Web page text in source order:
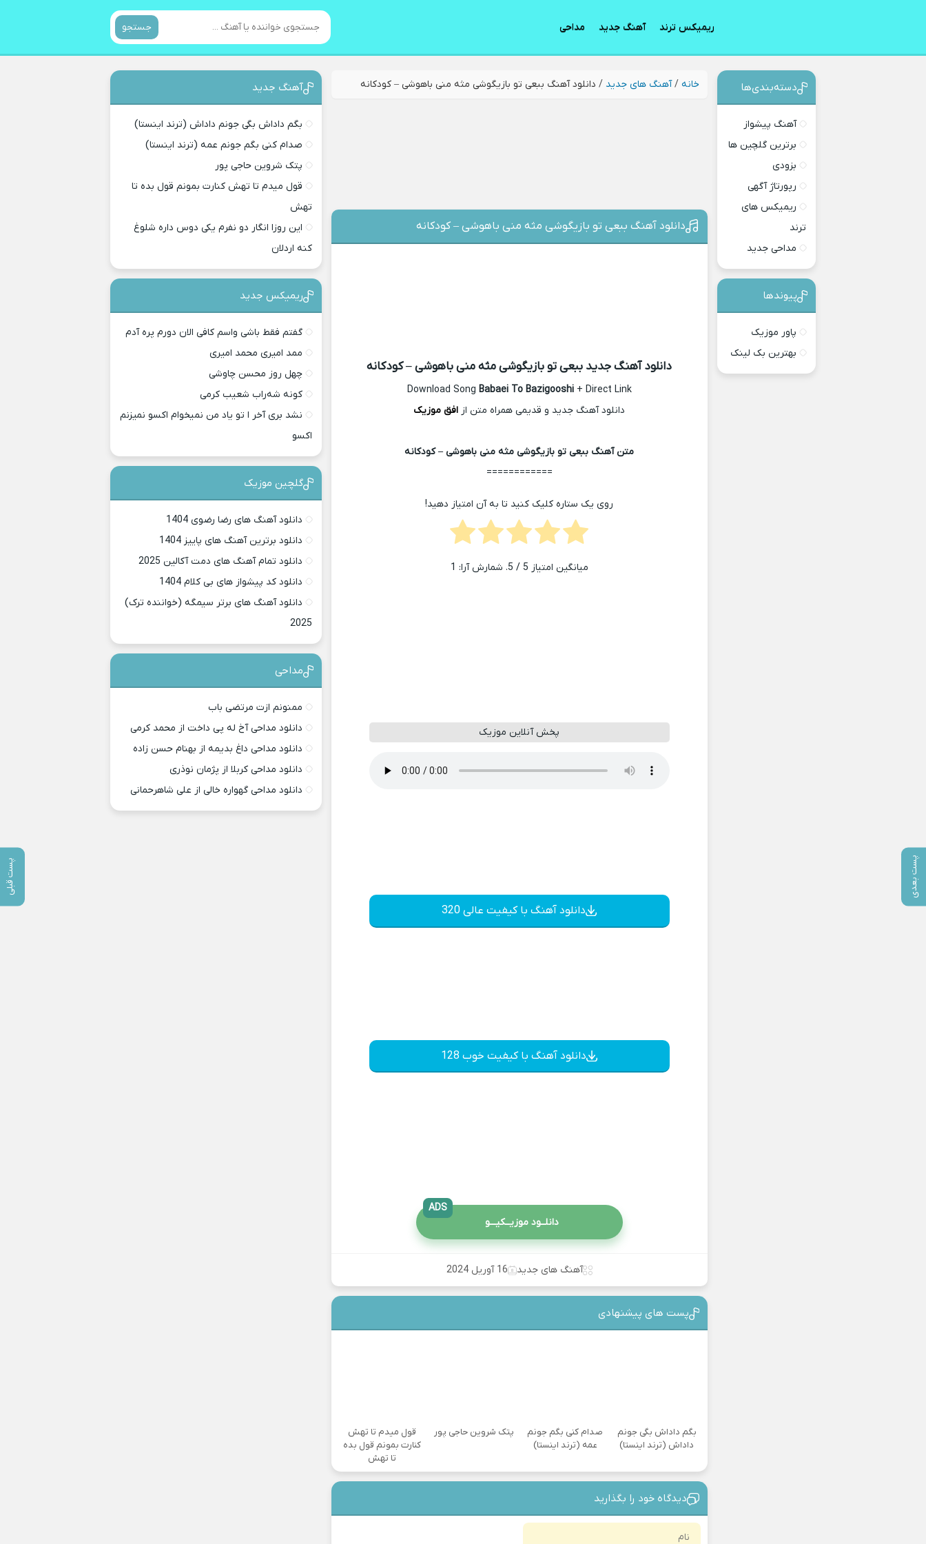
ریمیکس ترند آهنگ جدید مداحی جستجو
خانه /آهنگ های جدید / دانلود آهنگ ببعی تو بازیگوشی مثه منی باهوشی – کودکانه
پست بعدی پست قبلی
دانلود آهنگ ببعی تو بازیگوشی مثه منی باهوشی – کودکانه
دانلود آهنگ جدید ببعی تو بازیگوشی مثه منی باهوشی – کودکانه
Download Song Babaei To Bazigooshi+ Direct Link
دانلود آهنگ جدید و قدیمی همراه متن از افق موزیک
متن آهنگ ببعی تو بازیگوشی مثه منی باهوشی – کودکانه
============
روی یک ستاره کلیک کنید تا به آن امتیاز دهید!
میانگین امتیاز 5 / 5. شمارش آرا: 1
پخش آنلاین موزیک
دانلود آهنگ با کیفیت عالی 320
دانلود آهنگ با کیفیت خوب 128
دانلــود موزیــکیـــو
ADS
آهنگ های جدید 16 آوریل 2024
پست های پیشنهادی
بگم داداش بگی جونم
داداش (ترند اینستا)
صدام کنی بگم جونم
عمه (ترند اینستا)
پتک شروین حاجی پور
قول میدم تا تهش
کنارت بمونم قول بده
تا تهش
دیدگاه خود را بگذارید
دسته‌بندی‎‌‌ها
آهنگ پیشواز
برترین گلچین ها
بزودی
رپورتاژ آگهی
ریمیکس های
ترند
مداحی جدید
پیوندها
پاور موزیک
بهترین بک لینک
آهنگ جدید
بگم داداش بگی جونم داداش (ترند اینستا)
صدام کنی بگم جونم عمه (ترند اینستا)
پتک شروین حاجی پور
قول میدم تا تهش کنارت بمونم قول بده تا
تهش
این روزا انگار دو نفرم یکی دوس داره شلوغ
کنه اردلان
ریمیکس جدید
گفتم فقط باشی واسم کافی الان دورم پره آدم
ممد امیری محمد امیری
چهل روز محسن چاوشی
کونه شه‌راب شعیب کرمی
نشد بری آخر ا تو یاد من نمیخوام اکسو نمیزنم
اکسو
گلچین موزیک
دانلود آهنگ های رضا رضوی 1404
دانلود برترین آهنگ های پاییز 1404
دانلود تمام آهنگ های دمت آکالین 2025
دانلود کد پیشواز های بی کلام 1404
دانلود آهنگ های برتر سیمگه (خواننده ترک)
2025
مداحی
ممنونم ازت مرتضی باب
دانلود مداحی آخ له پی داخت از محمد کرمی
دانلود مداحی داغ بدیمه از بهنام حسن زاده
دانلود مداحی کربلا از پژمان نوذری
دانلود مداحی گهواره خالی از علی شاهرحمانی